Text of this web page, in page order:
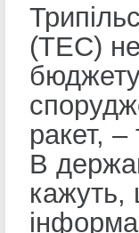
(ТЕС)
ракет,
В